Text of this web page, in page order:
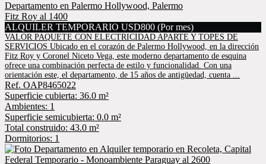
Departamento en Palermo Hollywood, Palermo
Fitz Roy al 1400
ALQUILER TEMPORARIO USD800 (Por mes)
VALOR PAQUETE CON ELECTRICIDAD APARTE Y TOPES DE
SERVICIOS Ubicado en el corazón de Palermo Hollywood, en la dirección
Fitz Roy y Coronel Niceto Vega, este moderno departamento de esquina
ofrece una combinación perfecta de estilo y funcionalidad. Con una
orientación este, el departamento, de 15 años de antigüedad, cuenta ...
Ref. OAP8465022
Superficie cubierta: 36.0 m²
Ambientes: 1
Superficie semicubierta: 0.0 m²
Total construido: 43.0 m²
Dormitorios: 1